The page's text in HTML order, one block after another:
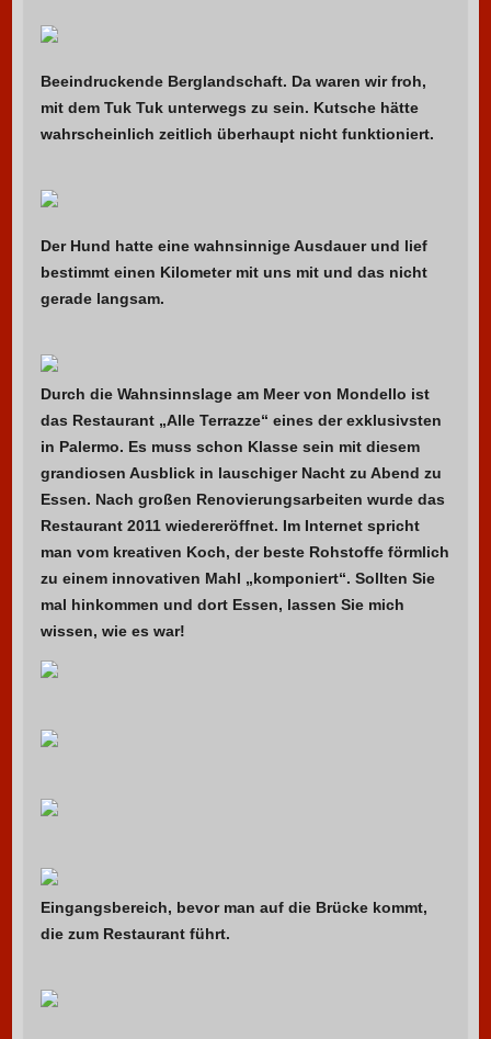
Beeindruckende Berglandschaft. Da waren wir froh,
mit dem Tuk Tuk unterwegs zu sein. Kutsche hätte
wahrscheinlich zeitlich überhaupt nicht funktioniert.
Der Hund hatte eine wahnsinnige Ausdauer und lief
bestimmt einen Kilometer mit uns mit und das nicht
gerade langsam.
Durch die Wahnsinnslage am Meer von Mondello ist
das Restaurant „Alle Terrazze“ eines der exklusivsten
in Palermo. Es muss schon Klasse sein mit diesem
grandiosen Ausblick in lauschiger Nacht zu Abend zu
Essen. Nach großen Renovierungsarbeiten wurde das
Restaurant 2011 wiedereröffnet. Im Internet spricht
man vom kreativen Koch, der beste Rohstoffe förmlich
zu einem innovativen Mahl „komponiert“. Sollten Sie
mal hinkommen und dort Essen, lassen Sie mich
wissen, wie es war!
Eingangsbereich, bevor man auf die Brücke kommt,
die zum Restaurant führt.